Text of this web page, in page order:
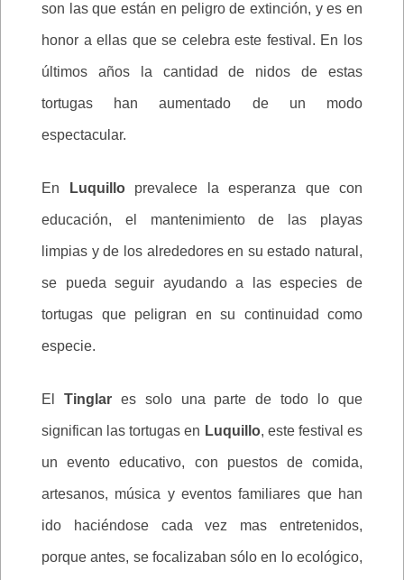
son las que están en peligro de extinción, y es en
honor a ellas que se celebra este festival. En los
últimos años la cantidad de nidos de estas
tortugas han aumentado de un modo
espectacular.
En Luquillo prevalece la esperanza que con
educación, el mantenimiento de las playas
limpias y de los alrededores en su estado natural,
se pueda seguir ayudando a las especies de
tortugas que peligran en su continuidad como
especie.
El Tinglar es solo una parte de todo lo que
significan las tortugas en Luquillo, este festival es
un evento educativo, con puestos de comida,
artesanos, música y eventos familiares que han
ido haciéndose cada vez mas entretenidos,
porque antes, se focalizaban sólo en lo ecológico,